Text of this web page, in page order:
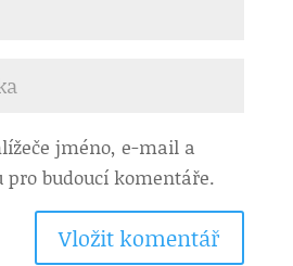
jméno, e-mail a
pro budoucí komentáře.